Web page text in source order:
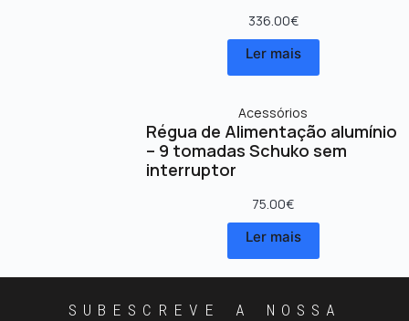
336.00€
Ler mais
Acessórios
Régua de Alimentação alumínio
– 9 tomadas Schuko sem
interruptor
75.00€
Ler mais
SUBESCREVE A NOSSA